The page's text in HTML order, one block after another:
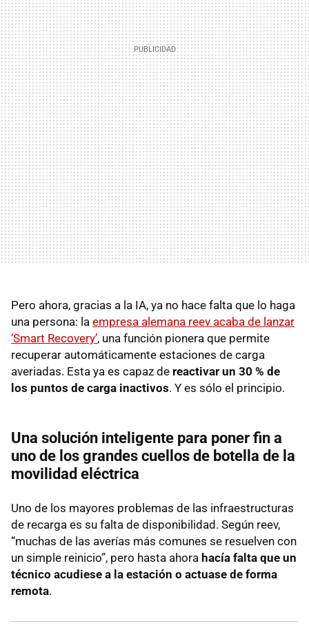
Pero ahora, gracias a la IA, ya no hace falta que lo haga
una persona: la empresa alemana reev acaba de lanzar
‘Smart Recovery’, una función pionera que permite
recuperar automáticamente estaciones de carga
averiadas. Esta ya es capaz de reactivar un 30 % de
los puntos de carga inactivos. Y es sólo el principio.
Una solución inteligente para poner fin a
uno de los grandes cuellos de botella de la
movilidad eléctrica
Uno de los mayores problemas de las infraestructuras
de recarga es su falta de disponibilidad. Según reev,
“muchas de las averías más comunes se resuelven con
un simple reinicio”, pero hasta ahora hacía falta que un
técnico acudiese a la estación o actuase de forma
remota.